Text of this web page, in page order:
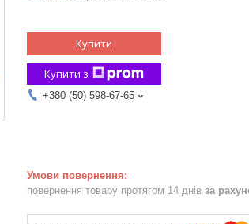
Купити
Купити з
+380 (50) 598-67-65
повернення товару протягом 14 днів за